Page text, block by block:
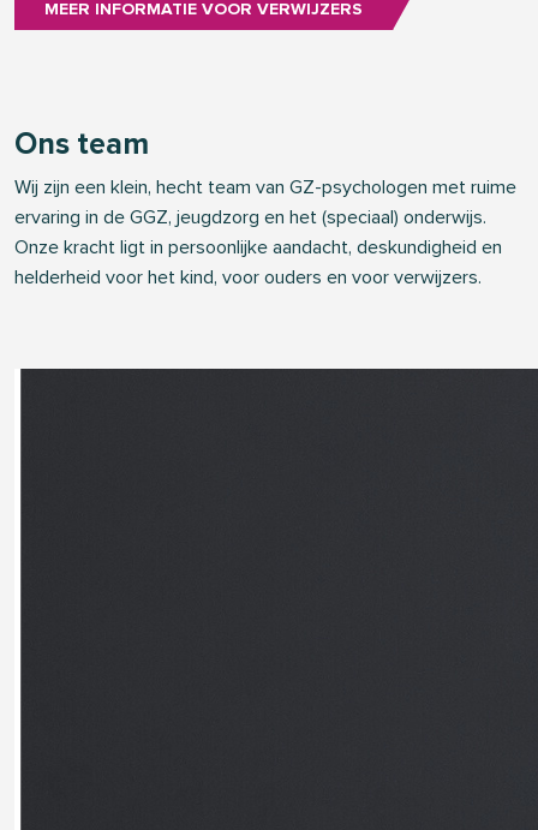
MEER INFORMATIE VOOR VERWIJZERS
Ons team
Wij zijn een klein, hecht team van GZ-psychologen met ruime
ervaring in de GGZ, jeugdzorg en het (speciaal) onderwijs.
Onze kracht ligt in persoonlijke aandacht, deskundigheid en
helderheid voor het kind, voor ouders en voor verwijzers.